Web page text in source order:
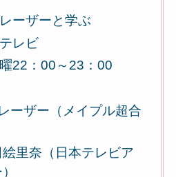
ーザーと学ぶ
レビ
22：00～23：00
ーザー（メイプル超合
里奈（日本テレビア